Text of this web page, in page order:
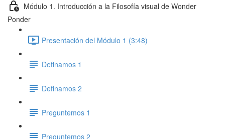
Módulo 1. Introducción a la Filosofía visual de Wonder
Ponder
Presentación del Módulo 1 (3:48)
Definamos 1
Definamos 2
Preguntemos 1
Preguntemos 2